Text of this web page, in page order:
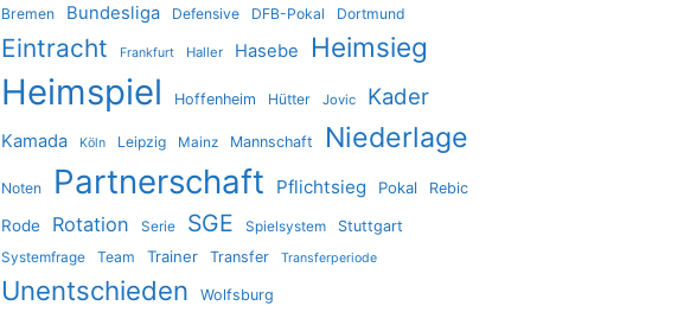
Bremen
Bundesliga Defensive DFB-Pokal Dortmund
Eintracht Frankfurt Haller Hasebe Heimsieg
Heimspiel Hoffenheim Hütter Jovic Kader
Kamada Köln Leipzig Mainz Mannschaft Niederlage
Noten Partnerschaft Pflichtsieg Pokal Rebic
Rode Rotation Serie SGE Spielsystem Stuttgart
Systemfrage Team Trainer Transfer Transferperiode
Unentschieden Wolfsburg